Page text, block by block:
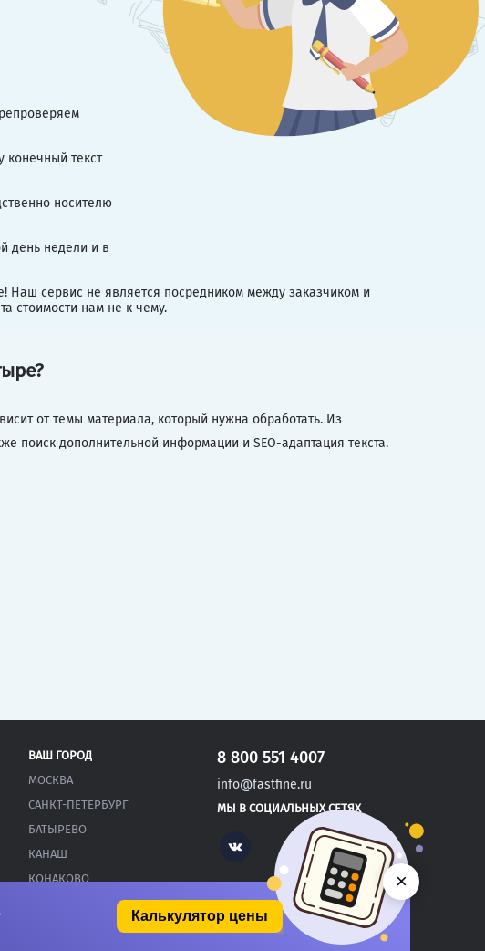
конечный текст
носителю
день недели и в
Наш сервис не является посредником между заказчиком и
стоимости нам не к чему.
от темы материала, который нужна обработать. Из
поиск дополнительной информации и SEO-адаптация текста.
ВАШ ГОРОД
МОСКВА
САНКТ-ПЕТЕРБУРГ
БАТЫРЕВО
КАНАШ
КОНАКОВО
8 800 551 4007
info@fastfine.ru
МЫ В СОЦИАЛЬНЫХ СЕТЯХ
Vk
Калькулятор цены
×